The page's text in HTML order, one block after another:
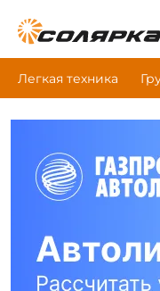
Легкая техника
Главная|
Это моя компания